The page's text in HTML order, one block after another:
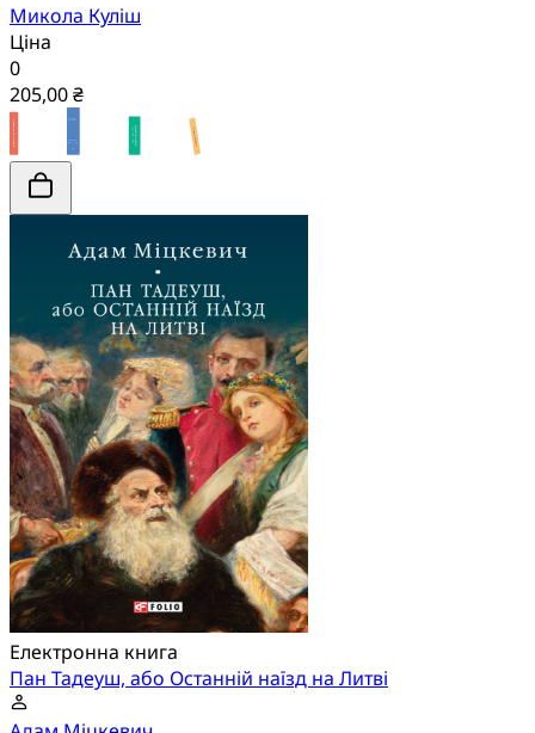
Микола Куліш
Ціна
0
205,00 ₴
Електронна книга
Пан Тадеуш, або Останній наїзд на Литві